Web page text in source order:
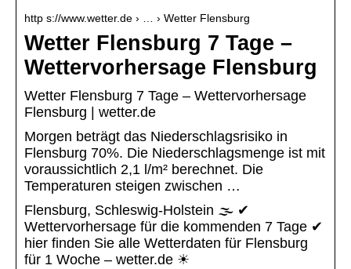
http s://www.wetter.de › … › Wetter Flensburg
Wetter Flensburg 7 Tage –
Wettervorhersage Flensburg
Wetter Flensburg 7 Tage – Wettervorhersage
Flensburg | wetter.de
Morgen beträgt das Niederschlagsrisiko in
Flensburg 70%. Die Niederschlagsmenge ist mit
voraussichtlich 2,1 l/m² berechnet. Die
Temperaturen steigen zwischen …
Flensburg, Schleswig-Holstein 🌫️ ✔
Wettervorhersage für die kommenden 7 Tage ✔
hier finden Sie alle Wetterdaten für Flensburg
für 1 Woche – wetter.de ☀